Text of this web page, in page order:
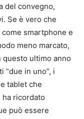
del convegno,
Se è vero che
smartphone e
meno marcato,
questo ultimo anno
“due in uno”, i
tablet che
ha ricordato
può essere